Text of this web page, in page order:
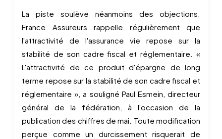
La piste soulève néanmoins des objections.
France Assureurs rappelle régulièrement que
l'attractivité de l'assurance vie repose sur la
stabilité de son cadre fiscal et réglementaire. «
L'attractivité de ce produit d'épargne de long
terme repose sur la stabilité de son cadre fiscal et
réglementaire », a souligné Paul Esmein, directeur
général de la fédération, à l'occasion de la
publication des chiffres de mai. Toute modification
perçue comme un durcissement risquerait de